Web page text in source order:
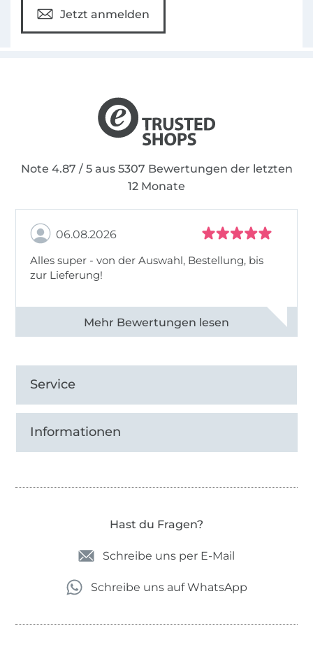
Jetzt anmelden
Note 4.87 / 5 aus 5307 Bewertungen der letzten
12 Monate
06.08.2026
Alles super - von der Auswahl, Bestellung, bis
zur Lieferung!
Alle 82968 Bewertungen ansehen
Service
Informationen
Hast du Fragen?
Schreibe uns per E-Mail
Schreibe uns auf WhatsApp